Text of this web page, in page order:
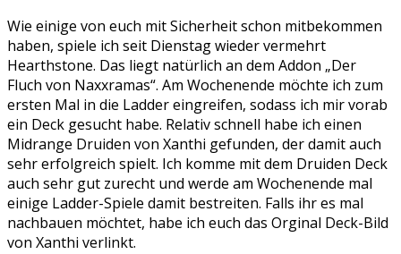
Wie einige von euch mit Sicherheit schon mitbekommen
haben, spiele ich seit Dienstag wieder vermehrt
Hearthstone. Das liegt natürlich an dem Addon „Der
Fluch von Naxxramas“. Am Wochenende möchte ich zum
ersten Mal in die Ladder eingreifen, sodass ich mir vorab
ein Deck gesucht habe. Relativ schnell habe ich einen
Midrange Druiden von Xanthi gefunden, der damit auch
sehr erfolgreich spielt. Ich komme mit dem Druiden Deck
auch sehr gut zurecht und werde am Wochenende mal
einige Ladder-Spiele damit bestreiten. Falls ihr es mal
nachbauen möchtet, habe ich euch das Orginal Deck-Bild
von Xanthi verlinkt.